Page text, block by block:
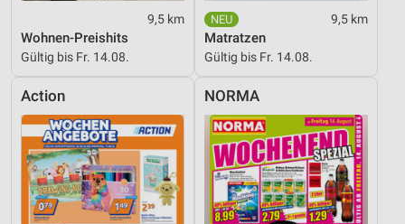
9,5 km
Wohnen-Preishits
Gültig bis Fr. 14.08.
9,5 km
Matratzen
Gültig bis Fr. 14.08.
Action NORMA